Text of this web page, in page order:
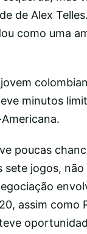
de Alex
como uma
minutos
poucas
jogos,
assim como